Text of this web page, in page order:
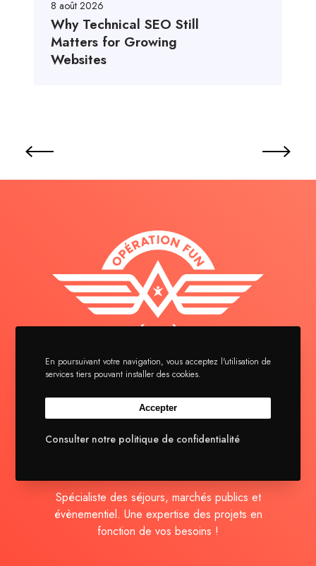
8 août 2026
Why Technical SEO Still
Matters for Growing
Websites
La brigade
Séjours
Actualités
Contact
Spécialiste des séjours, marchés publics et
évènementiel. Une expertise des projets en
fonction de vos besoins !
En poursuivant votre navigation, vous acceptez l'utilisation de
services tiers pouvant installer des cookies.
Consulter notre politique de confidentialité
Accepter